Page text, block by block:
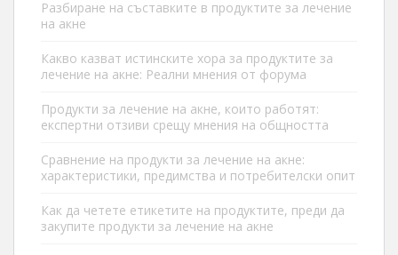
Разбиране на съставките в продуктите за лечение
на акне
Какво казват истинските хора за продуктите за
лечение на акне: Реални мнения от форума
Продукти за лечение на акне, които работят:
експертни отзиви срещу мнения на общността
Сравнение на продукти за лечение на акне:
характеристики, предимства и потребителски опит
Как да четете етикетите на продуктите, преди да
закупите продукти за лечение на акне